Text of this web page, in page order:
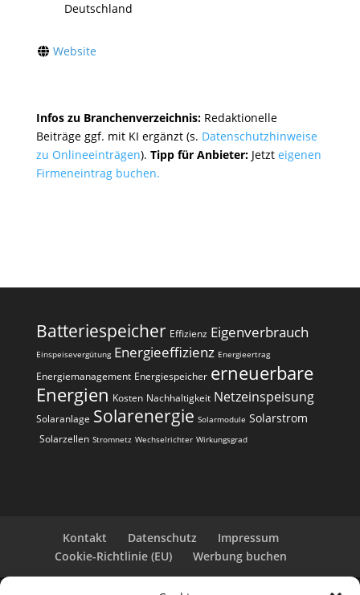
Deutschland
Website
Infos zu Branchenverzeichnis: Redaktionelle
Beiträge ggf. mit KI ergänzt (s. Datenschutzhinweise
zu Onlineeinträgen). Tipp für Anbieter:Jetzt eigenen
Firmeneintrag buchen.
Batteriespeicher Effizienz Eigenverbrauch
Einspeisevergütung Energieeffizienz Energieertrag
Energiemanagement Energiespeicher erneuerbare
Energien Kosten Nachhaltigkeit Netzeinspeisung
Solaranlage Solarenergie Solarmodule Solarstrom
Solarzellen Stromnetz Wechselrichter Wirkungsgrad
Kontakt Datenschutz
Impressum
Cookie-Richtlinie (EU)
Werbung buchen